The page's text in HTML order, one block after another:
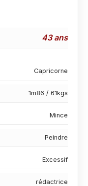
43 ans
Capricorne
1m86 / 61kgs
Mince
Peindre
Excessif
rédactrice